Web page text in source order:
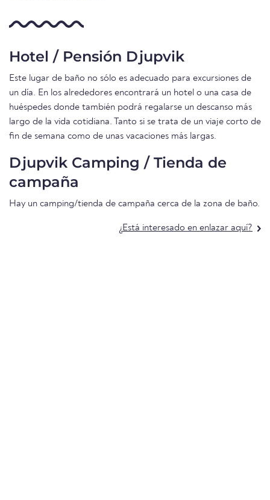
Hotel / Pensión Djupvik
Este lugar de baño no sólo es adecuado para excursiones de
un día. En los alrededores encontrará un hotel o una casa de
huéspedes donde también podrá regalarse un descanso más
largo de la vida cotidiana. Tanto si se trata de un viaje corto de
fin de semana como de unas vacaciones más largas.
Djupvik Camping / Tienda de
campaña
Hay un camping/tienda de campaña cerca de la zona de baño.
¿Está interesado en enlazar aquí?